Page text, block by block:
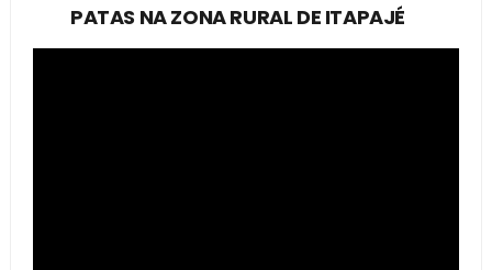
PATAS NA ZONA RURAL DE ITAPAJÉ